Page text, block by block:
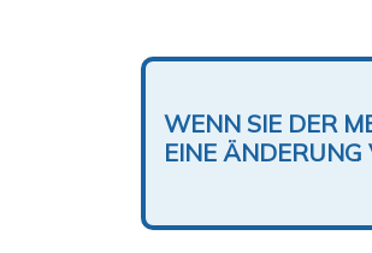
WENN SIE DER
EINE ÄNDERUNG